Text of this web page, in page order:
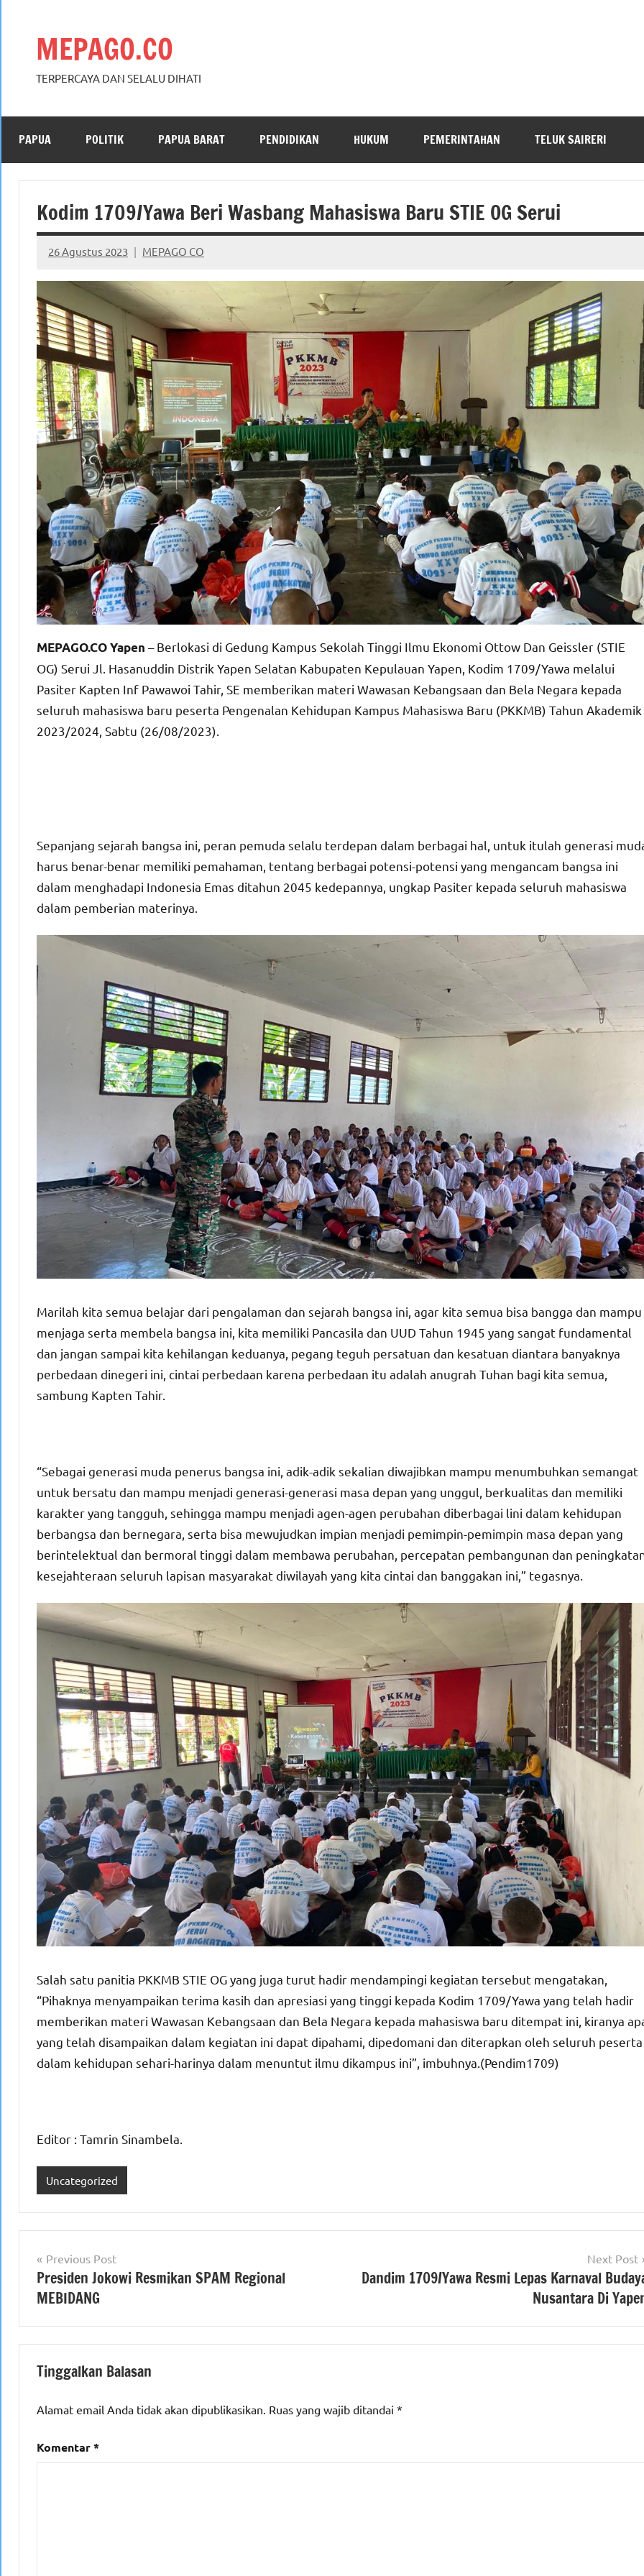
MEPAGO.CO
TERPERCAYA DAN SELALU DIHATI
PAPUA POLITIK PAPUA BARAT PENDIDIKAN HUKUM PEMERINTAHAN TELUK SAIRERI
Kodim 1709/Yawa Beri Wasbang Mahasiswa Baru STIE OG Serui
26 Agustus 2023 MEPAGO CO
No
comments
MEPAGO.CO Yapen – Berlokasi di Gedung Kampus Sekolah Tinggi Ilmu Ekonomi Ottow Dan Geissler (STIE
OG) Serui Jl. Hasanuddin Distrik Yapen Selatan Kabupaten Kepulauan Yapen, Kodim 1709/Yawa melalui
Pasiter Kapten Inf Pawawoi Tahir, SE memberikan materi Wawasan Kebangsaan dan Bela Negara kepada
seluruh mahasiswa baru peserta Pengenalan Kehidupan Kampus Mahasiswa Baru (PKKMB) Tahun Akademik
2023/2024, Sabtu (26/08/2023).
Sepanjang sejarah bangsa ini, peran pemuda selalu terdepan dalam berbagai hal, untuk itulah generasi
harus benar-benar memiliki pemahaman, tentang berbagai potensi-potensi yang mengancam bangsa ini
dalam menghadapi Indonesia Emas ditahun 2045 kedepannya, ungkap Pasiter kepada seluruh mahasiswa
dalam pemberian materinya.
Marilah kita semua belajar dari pengalaman dan sejarah bangsa ini, agar kita semua bisa bangga dan mampu
menjaga serta membela bangsa ini, kita memiliki Pancasila dan UUD Tahun 1945 yang sangat fundamental
dan jangan sampai kita kehilangan keduanya, pegang teguh persatuan dan kesatuan diantara banyaknya
perbedaan dinegeri ini, cintai perbedaan karena perbedaan itu adalah anugrah Tuhan bagi kita semua,
sambung Kapten Tahir.
“Sebagai generasi muda penerus bangsa ini, adik-adik sekalian diwajibkan mampu menumbuhkan semangat
untuk bersatu dan mampu menjadi generasi-generasi masa depan yang unggul, berkualitas dan memiliki
karakter yang tangguh, sehingga mampu menjadi agen-agen perubahan diberbagai lini dalam kehidupan
berbangsa dan bernegara, serta bisa mewujudkan impian menjadi pemimpin-pemimpin masa depan yang
berintelektual dan bermoral tinggi dalam membawa perubahan, percepatan pembangunan dan
kesejahteraan seluruh lapisan masyarakat diwilayah yang kita cintai dan banggakan ini,” tegasnya.
Salah satu panitia PKKMB STIE OG yang juga turut hadir mendampingi kegiatan tersebut mengatakan,
“Pihaknya menyampaikan terima kasih dan apresiasi yang tinggi kepada Kodim 1709/Yawa yang telah hadir
memberikan materi Wawasan Kebangsaan dan Bela Negara kepada mahasiswa baru ditempat ini, kiranya
yang telah disampaikan dalam kegiatan ini dapat dipahami, dipedomani dan diterapkan oleh seluruh peserta
dalam kehidupan sehari-harinya dalam menuntut ilmu dikampus ini”, imbuhnya.(Pendim1709)
Editor : Tamrin Sinambela.
Uncategorized
Navigasi
pos
Previous Post
Presiden Jokowi Resmikan SPAM Regional
MEBIDANG
Next Post
Dandim 1709/Yawa Resmi Lepas Karnaval
Nusantara Di
Tinggalkan Balasan
Alamat email Anda tidak akan dipublikasikan. Ruas yang wajib ditandai *
Komentar*